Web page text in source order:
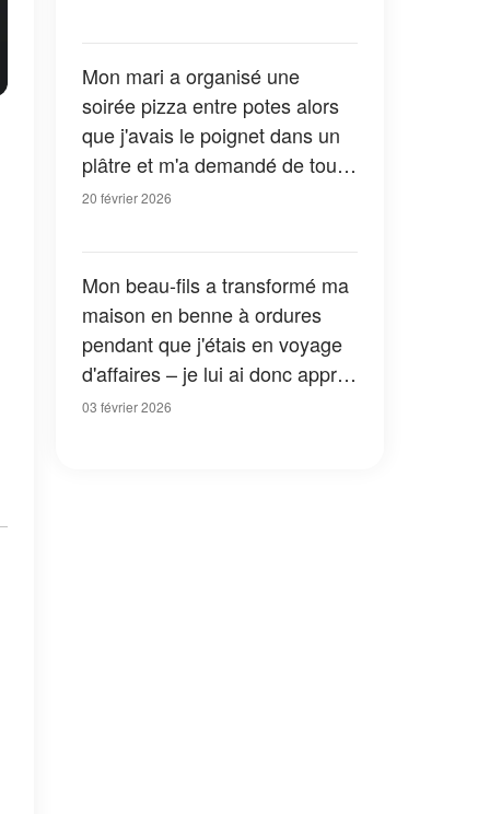
Mon mari a organisé une
soirée pizza entre potes alors
que j'avais le poignet dans un
plâtre et m'a demandé de tout
nettoyer – Le karma l'a frappé
20 février 2026
Mon beau-fils a transformé ma
maison en benne à ordures
pendant que j'étais en voyage
d'affaires – je lui ai donc appris
les bonnes manières
03 février 2026